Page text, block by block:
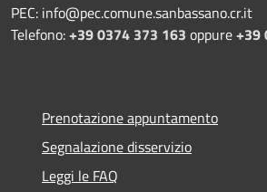
PEC: info@pec.comune.sanbassano.cr.it
Telefono:+39 0374 373 163 oppure+39
Prenotazione appuntamento
Segnalazione disservizio
Leggi le FAQ